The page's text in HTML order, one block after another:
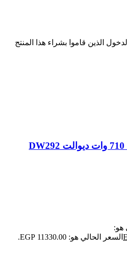
الذين قاموا بشراء هذا المنتج
هو:
السعر الحالي هو: EGP 11330.00.